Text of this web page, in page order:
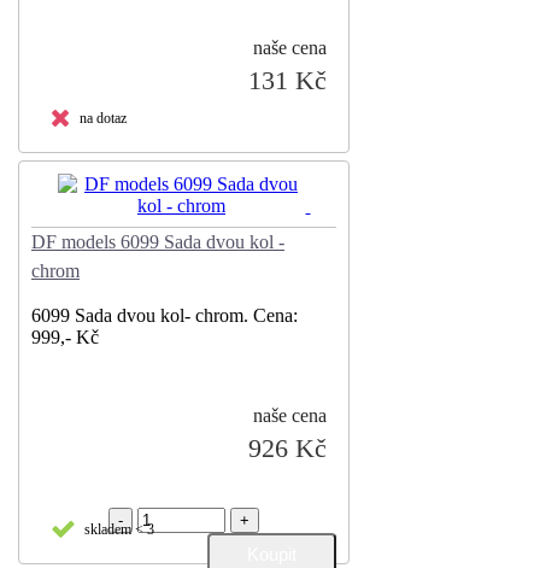
naše cena
131 Kč
na dotaz
DF models 6099 Sada dvou kol -
chrom
6099 Sada dvou kol- chrom. Cena:
999,- Kč
naše cena
926 Kč
skladem < 3
- +